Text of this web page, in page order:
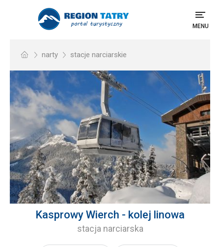
MENU
narty stacje narciarskie
Kasprowy Wierch - kolej linowa
stacja narciarska